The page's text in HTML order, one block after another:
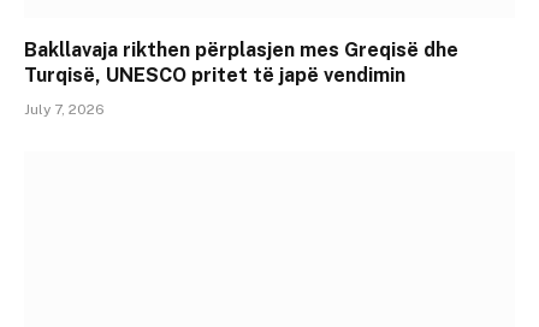
Bakllavaja rikthen përplasjen mes Greqisë dhe
Turqisë, UNESCO pritet të japë vendimin
July 7, 2026